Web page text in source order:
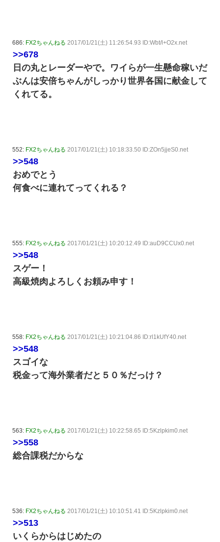
686: FX2ちゃんねる 2017/01/21(土) 11:26:54.93 ID:Wbt/l+O2x.net
>>678
日の丸とレーダーやで。ワイらが一生懸命稼いだ
ぶんは安倍ちゃんがしっかり世界各国に献金して
くれてる。
552: FX2ちゃんねる 2017/01/21(土) 10:18:33.50 ID:ZOn5jjeS0.net
>>548
おめでとう
何食べに連れてってくれる？
555: FX2ちゃんねる 2017/01/21(土) 10:20:12.49 ID:auD9CCUx0.net
>>548
スゲー！
高級焼肉よろしくお頼み申す！
558: FX2ちゃんねる 2017/01/21(土) 10:21:04.86 ID:rl1kUfY40.net
>>548
スゴイな
税金って海外業者だと５０％だっけ？
563: FX2ちゃんねる 2017/01/21(土) 10:22:58.65 ID:5Kzlpkim0.net
>>558
総合課税だからな
536: FX2ちゃんねる 2017/01/21(土) 10:10:51.41 ID:5Kzlpkim0.net
>>513
いくらからはじめたの